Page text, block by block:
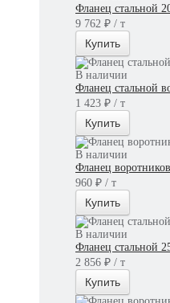
Фланец стальной
9 762 ₽ / т
Купить
В наличии
Фланец стальной
1 423 ₽ / т
Купить
В наличии
Фланец
960 ₽ / т
Купить
В наличии
Фланец стальной
2 856 ₽ / т
Купить